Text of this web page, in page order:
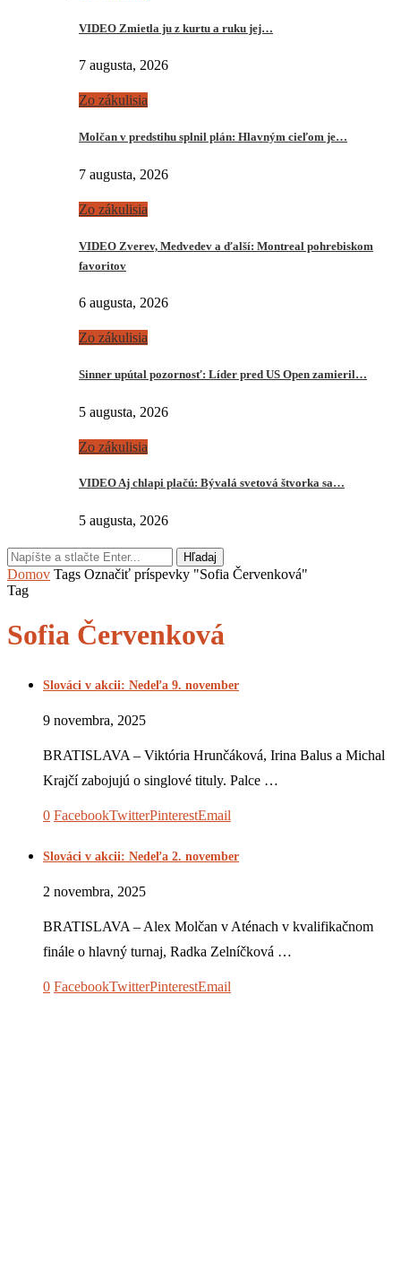
VIDEO Zmietla ju z kurtu a ruku jej…
7 augusta, 2026
Zo zákulisia
Molčan v predstihu splnil plán: Hlavným cieľom je…
7 augusta, 2026
Zo zákulisia
VIDEO Zverev, Medvedev a ďalší: Montreal pohrebiskom
favoritov
6 augusta, 2026
Zo zákulisia
Sinner upútal pozornosť: Líder pred US Open zamieril…
5 augusta, 2026
Zo zákulisia
VIDEO Aj chlapi plačú: Bývalá svetová štvorka sa…
5 augusta, 2026
Hľadaj
Domov Tags Označiť príspevky "Sofia Červenková"
Tag
Sofia Červenková
Slováci v akcii: Nedeľa 9. november
9 novembra, 2025
BRATISLAVA – Viktória Hrunčáková, Irina Balus a Michal
Krajčí zabojujú o singlové tituly. Palce …
0 FacebookTwitterPinterestEmail
Slováci v akcii: Nedeľa 2. november
2 novembra, 2025
BRATISLAVA – Alex Molčan v Aténach v kvalifikačnom
finále o hlavný turnaj, Radka Zelníčková …
0 FacebookTwitterPinterestEmail